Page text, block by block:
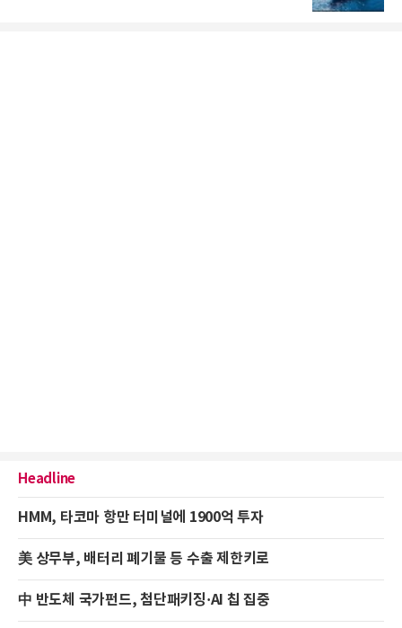
Headline
HMM, 타코마 항만 터미널에 1900억 투자
美 상무부, 배터리 폐기물 등 수출 제한키로
中 반도체 국가펀드, 첨단패키징·AI 칩 집중